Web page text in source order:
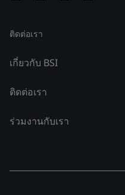
ติดต่อเรา
เกี่ยวกับ BSI
ติดต่อเรา
ร่วมงานกับเรา